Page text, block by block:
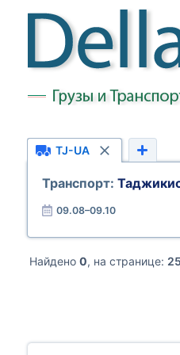
TJ-UA
Транспорт:
09.08–09.10
Найдено 0, на странице: 25